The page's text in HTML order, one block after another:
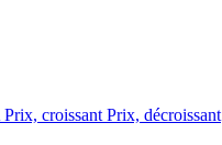
Prix, croissant Prix, décroissant